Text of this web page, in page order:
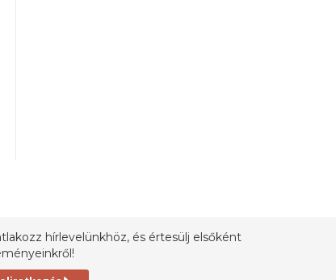
hírlevelünkhöz, és értesülj elsőként